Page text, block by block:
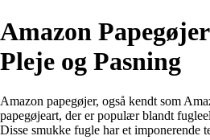
Amazon
Pleje og Pasning
Amazon papegøjer, også kendt som
papegøjeart, der er populær blandt
Disse smukke fugle har et imponerende